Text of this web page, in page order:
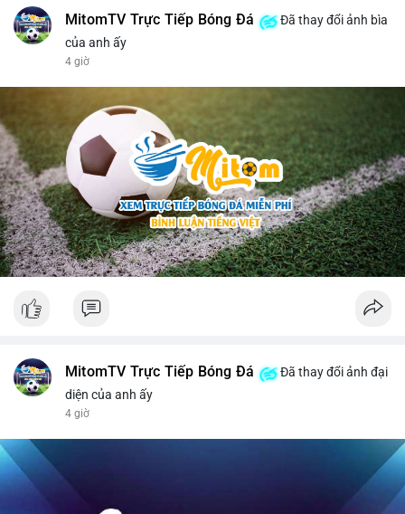
MitomTV Trực Tiếp Bóng Đá
Đã thay đổi ảnh bìa
của anh ấy
4 giờ
MitomTV Trực Tiếp Bóng Đá
Đã thay đổi ảnh đại
diện của anh ấy
4 giờ